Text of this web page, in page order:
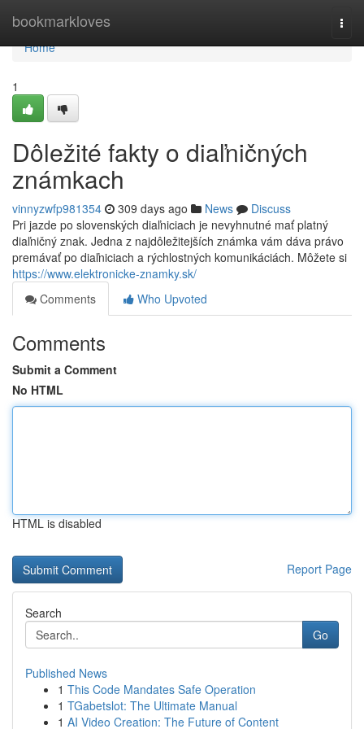
bookmarkloves
Home
Home
1
Dôležité fakty o diaľničných
známkach
vinnyzwfp981354 309 days ago News
Discuss
Pri jazde po slovenských diaľniciach je nevyhnutné mať platný
diaľničný znak. Jedna z najdôležitejších známka vám dáva právo
premávať po diaľniciach a rýchlostných komunikáciách. Môžete si
https://www.elektronicke-znamky.sk/
Comments
Who Upvoted
Comments
Submit a Comment
No HTML
HTML is disabled
Report Page
Search
Go
Published News
1 This Code Mandates Safe Operation
1 TGabetslot: The Ultimate Manual
1 AI Video Creation: The Future of Content